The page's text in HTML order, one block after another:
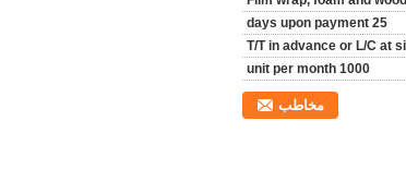
25 days upon payment
T/T in advance or L/C at
1000 unit per month
مخاطب